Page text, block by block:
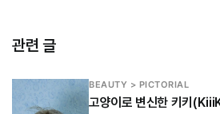
관련 글
BEAUTY > PICTORIAL
고양이로 변신한 키키